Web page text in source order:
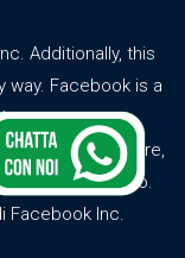
Additionally, this
way. Facebook is a
Inc. Inoltre,
in alcun modo.
Facebook Inc.